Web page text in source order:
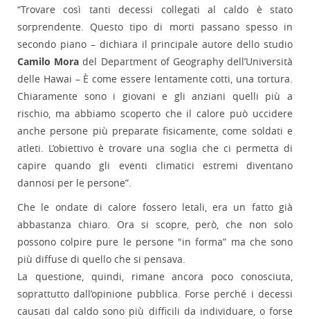
“Trovare così tanti decessi collegati al caldo è stato
sorprendente. Questo tipo di morti passano spesso in
secondo piano – dichiara il principale autore dello studio
Camilo Mora del Department of Geography dell’Università
delle Hawai – È come essere lentamente cotti, una tortura.
Chiaramente sono i giovani e gli anziani quelli più a
rischio, ma abbiamo scoperto che il calore può uccidere
anche persone più preparate fisicamente, come soldati e
atleti. L’obiettivo è trovare una soglia che ci permetta di
capire quando gli eventi climatici estremi diventano
dannosi per le persone”.
Che le ondate di calore fossero letali, era un fatto già
abbastanza chiaro. Ora si scopre, però, che non solo
possono colpire pure le persone "in forma” ma che sono
più diffuse di quello che si pensava.
La questione, quindi, rimane ancora poco conosciuta,
soprattutto dall’opinione pubblica. Forse perché i decessi
causati dal caldo sono più difficili da individuare, o forse